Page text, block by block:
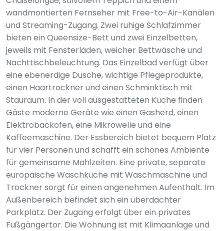
wandmontierten Fernseher mit Free-to-Air-Kanälen
und Streaming-Zugang. Zwei ruhige Schlafzimmer
bieten ein Queensize-Bett und zwei Einzelbetten,
jeweils mit Fensterläden, weicher Bettwäsche und
Nachttischbeleuchtung. Das Einzelbad verfügt über
eine ebenerdige Dusche, wichtige Pflegeprodukte,
einen Haartrockner und einen Schminktisch mit
Stauraum. In der voll ausgestatteten Küche finden
Gäste moderne Geräte wie einen Gasherd, einen
Elektrobackofen, eine Mikrowelle und eine
Kaffeemaschine. Der Essbereich bietet bequem Platz
für vier Personen und schafft ein schönes Ambiente
für gemeinsame Mahlzeiten. Eine private, separate
europäische Waschküche mit Waschmaschine und
Trockner sorgt für einen angenehmen Aufenthalt. Im
Außenbereich befindet sich ein überdachter
Parkplatz. Der Zugang erfolgt über ein privates
Fußgängertor. Die Wohnung ist mit Klimaanlage und